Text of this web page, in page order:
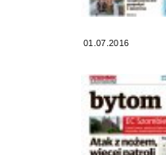
01.07.2016